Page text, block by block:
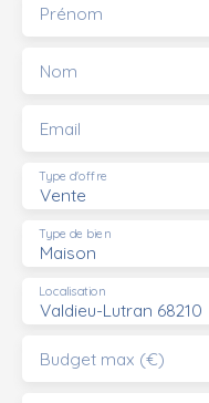
Prénom
Nom
Email
Vente
Type d'offre
Maison
Type de bien
Valdieu-Lutran 68210
Localisation
Budget max (€)